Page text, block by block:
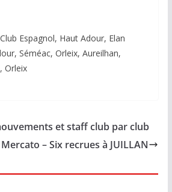
Espagnol, Haut Adour, Elan
Séméac, Orleix, Aureilhan,
Orleix
et staff club par club
Mercato – Six recrues à JUILLAN